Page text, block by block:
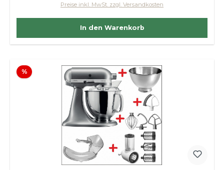
Preise inkl. MwSt. zzgl. Versandkosten
In den Warenkorb
%Rabatt